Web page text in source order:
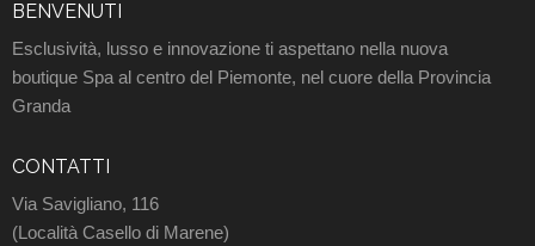
BENVENUTI
Esclusività, lusso e innovazione ti aspettano nella nuova
boutique Spa al centro del Piemonte, nel cuore della Provincia
Granda
CONTATTI
Via Savigliano, 116
(Località Casello di Marene)